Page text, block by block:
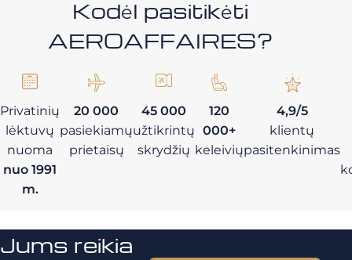
Kodėl pasitikėti
AEROAFFAIRES?
Privatinių
lėktuvų
nuoma
nuo 1991
m.
20 000
pasiekiamų
prietaisų
45 000
užtikrintų
skrydžių
120
000+
keleivių
4,9/5
klientų
pasitenkinimas
Jums reikia